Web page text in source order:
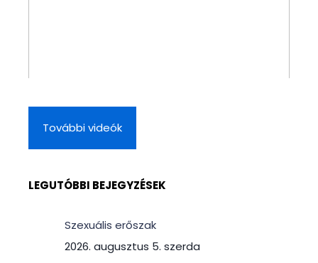
További videók
LEGUTÓBBI BEJEGYZÉSEK
Szexuális erőszak
2026. augusztus 5. szerda